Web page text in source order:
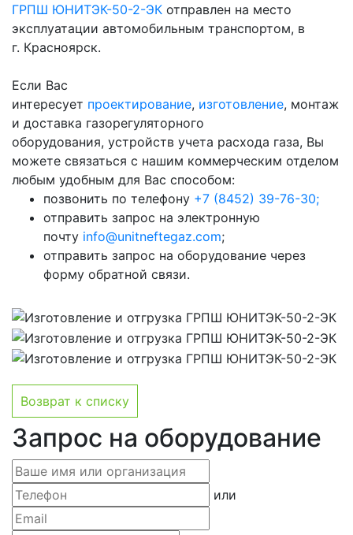
ГРПШ ЮНИТЭК-50-2-ЭК отправлен на место
эксплуатации автомобильным транспортом, в
г. Красноярск.
Если Вас
интересует проектирование, изготовление, монтаж
и доставка газорегуляторного
оборудования, устройств учета расхода газа, Вы
можете связаться с нашим коммерческим отделом
любым удобным для Вас способом:
позвонить по телефону +7 (8452) 39-76-30;
отправить запрос на электронную
почту info@unitneftegaz.com;
отправить запрос на оборудование через
форму обратной связи.
Возврат к списку
Запрос на оборудование
или